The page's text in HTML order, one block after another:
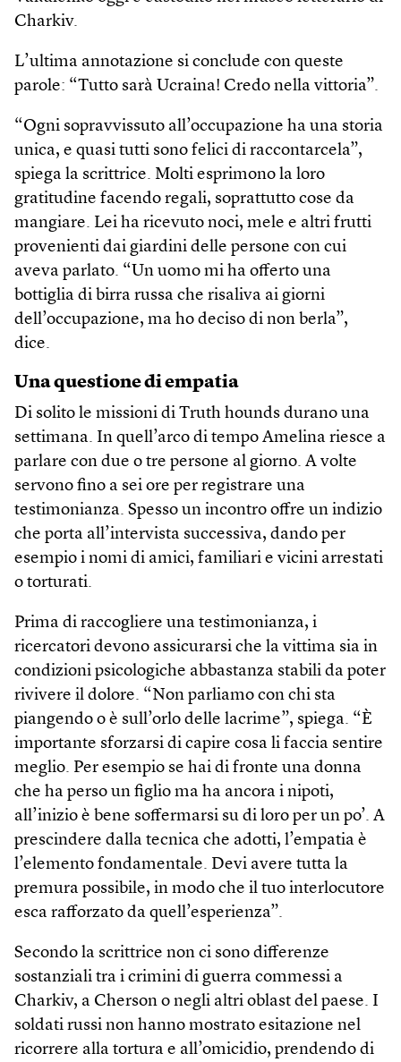
Charkiv.
L’ultima annotazione si conclude con queste
parole: “Tutto sarà Ucraina! Credo nella vittoria”.
“Ogni sopravvissuto all’occupazione ha una storia
unica, e quasi tutti sono felici di raccontarcela”,
spiega la scrittrice. Molti esprimono la loro
gratitudine facendo regali, soprattutto cose da
mangiare. Lei ha ricevuto noci, mele e altri frutti
provenienti dai giardini delle persone con cui
aveva parlato. “Un uomo mi ha offerto una
bottiglia di birra russa che risaliva ai giorni
dell’occupazione, ma ho deciso di non berla”,
dice.
Una questione di empatia
Di solito le missioni di Truth hounds durano una
settimana. In quell’arco di tempo Amelina riesce a
parlare con due o tre persone al giorno. A volte
servono fino a sei ore per registrare una
testimonianza. Spesso un incontro offre un indizio
che porta all’intervista successiva, dando per
esempio i nomi di amici, familiari e vicini arrestati
o torturati.
Prima di raccogliere una testimonianza, i
ricercatori devono assicurarsi che la vittima sia in
condizioni psicologiche abbastanza stabili da poter
rivivere il dolore. “Non parliamo con chi sta
piangendo o è sull’orlo delle lacrime”, spiega. “È
importante sforzarsi di capire cosa li faccia sentire
meglio. Per esempio se hai di fronte una donna
che ha perso un figlio ma ha ancora i nipoti,
all’inizio è bene soffermarsi su di loro per un po’. A
prescindere dalla tecnica che adotti, l’empatia è
l’elemento fondamentale. Devi avere tutta la
premura possibile, in modo che il tuo interlocutore
esca rafforzato da quell’esperienza”.
Secondo la scrittrice non ci sono differenze
sostanziali tra i crimini di guerra commessi a
Charkiv, a Cherson o negli altri oblast del paese. I
soldati russi non hanno mostrato esitazione nel
ricorrere alla tortura e all’omicidio, prendendo di